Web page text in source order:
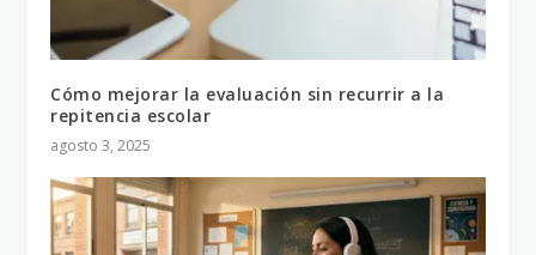
Cómo mejorar la evaluación sin recurrir a la
repitencia escolar
agosto 3, 2025